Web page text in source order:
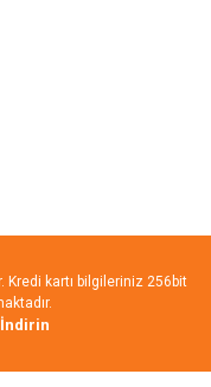
Kredi kartı bilgileriniz 256bit
İndirin